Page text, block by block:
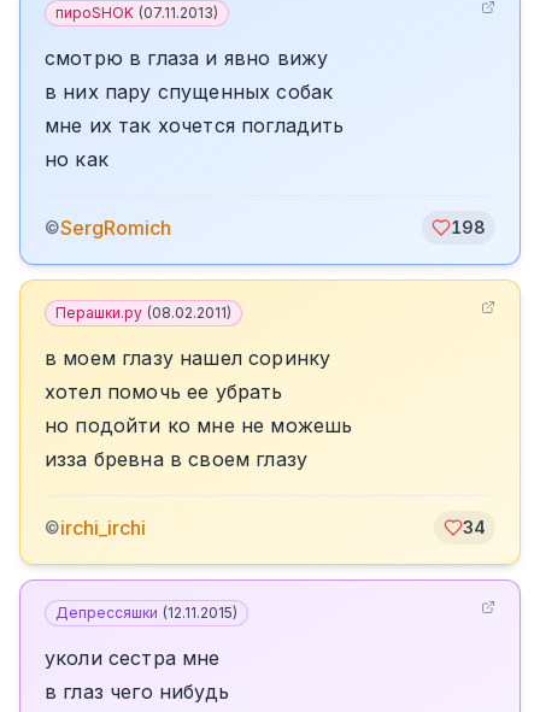
пироSHOK (07.11.2013)
смотрю в глаза и явно вижу
в них пару спущенных собак
мне их так хочется погладить
но как
©SergRomich 198
Перашки.ру (08.02.2011)
в моем глазу нашел соринку
хотел помочь ее убрать
но подойти ко мне не можешь
изза бревна в своем глазу
©irchi_irchi 34
Депрессяшки (12.11.2015)
уколи сестра мне
в глаз чего нибудь